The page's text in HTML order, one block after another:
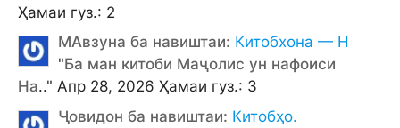
Ҳамаи гуз.: 2
МАвзуна ба навиштаи: Китобхона — Н
"Ба ман китоби Маҷолис ун нафоиси
На.." Апр 28, 2026 Ҳамаи гуз.: 3
Ҷовидон ба навиштаи: Китобҳо.